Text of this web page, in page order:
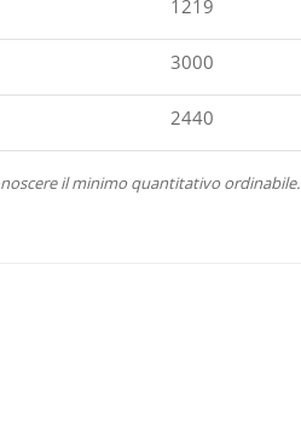
1219
3000
2440
il minimo quantitativo ordinabile.